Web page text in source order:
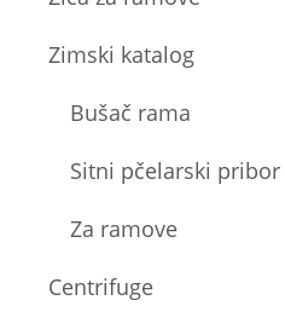
Zimski katalog
Bušač rama
Sitni pčelarski pribor
Za ramove
Centrifuge